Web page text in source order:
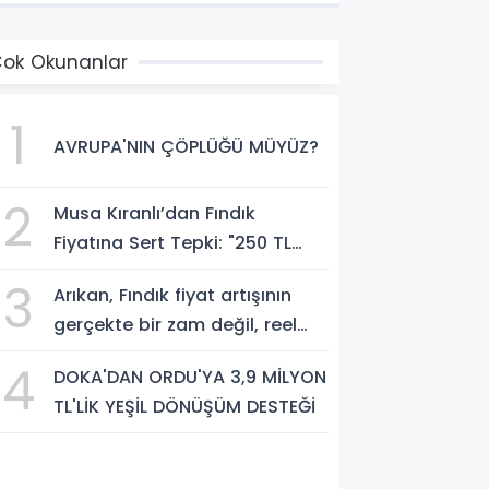
Okunanlar
1 AVRUPA'NIN ÇÖPLÜĞÜ MÜYÜZ?
2
Musa Kıranlı’dan Fındık
Fiyatına Sert Tepki: "250 TL
Koparır"
3
Arıkan, Fındık fiyat artışının
gerçekte bir zam değil, reel
savundu.
4
DOKA'DAN ORDU'YA 3,9 MİLYON
TL'LİK YEŞİL DÖNÜŞÜM DESTEĞİ